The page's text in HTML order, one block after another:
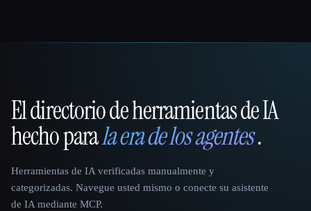
That AI Collection
El directorio de herramientas de IA
hecho parala era de los agentes.
Herramientas de IA verificadas manualmente y
categorizadas. Navegue usted mismo o conecte su asistente
de IA mediante MCP.